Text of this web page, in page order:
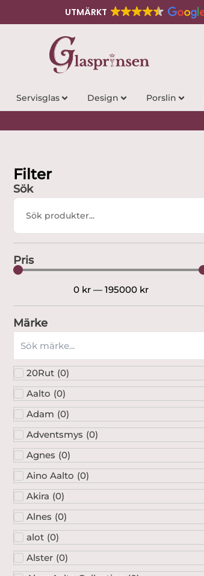
UTMÄRKT
Servisglas Design Porslin
Filter
Sök
Search
Pris
0 kr— 195000 kr
Märke
20Rut (0)
Aalto (0)
Adam (0)
Adventsmys (0)
Agnes (0)
Aino Aalto (0)
Akira (0)
Alnes (0)
alot (0)
Alster (0)